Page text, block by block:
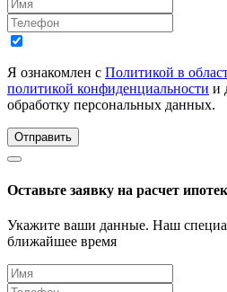
Я ознакомлен с Политикой в
политикой конфиденциальности и
обработку персональных данных.
Отправить
Оставьте заявку на расчет
Укажите ваши данные. Наш
ближайшее время